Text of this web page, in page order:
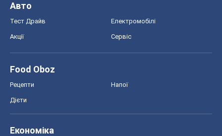
Авто
Тест Драйв Електромобілі
Акції Сервіс
Food Oboz
Рецепти Напої
Дієти
Економіка